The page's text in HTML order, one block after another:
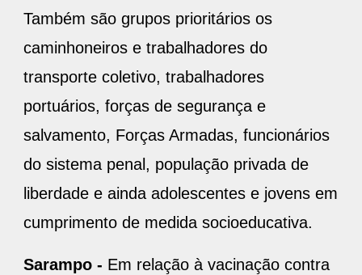
Também são grupos prioritários os
caminhoneiros e trabalhadores do
transporte coletivo, trabalhadores
portuários, forças de segurança e
salvamento, Forças Armadas, funcionários
do sistema penal, população privada de
liberdade e ainda adolescentes e jovens em
cumprimento de medida socioeducativa.
Sarampo - Em relação à vacinação contra